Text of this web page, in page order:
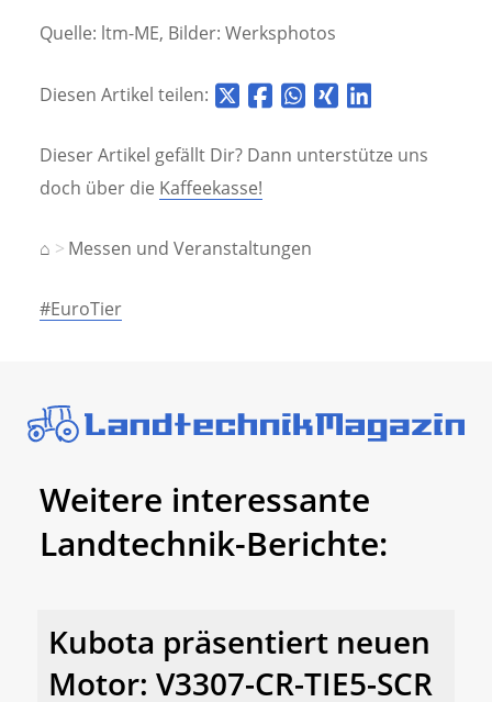
Quelle: ltm-ME, Bilder: Werksphotos
Diesen Artikel teilen:
Dieser Artikel gefällt Dir? Dann unterstütze uns
doch über die Kaffeekasse!
⌂ Messen und Veranstaltungen
#EuroTier
Weitere interessante
Landtechnik-Berichte:
Kubota präsentiert neuen
Motor: V3307-CR-TIE5-SCR